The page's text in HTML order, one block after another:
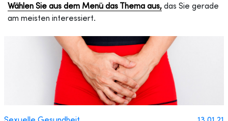
Wählen Sie aus dem Menü das Thema aus, das Sie gerade
am meisten interessiert.